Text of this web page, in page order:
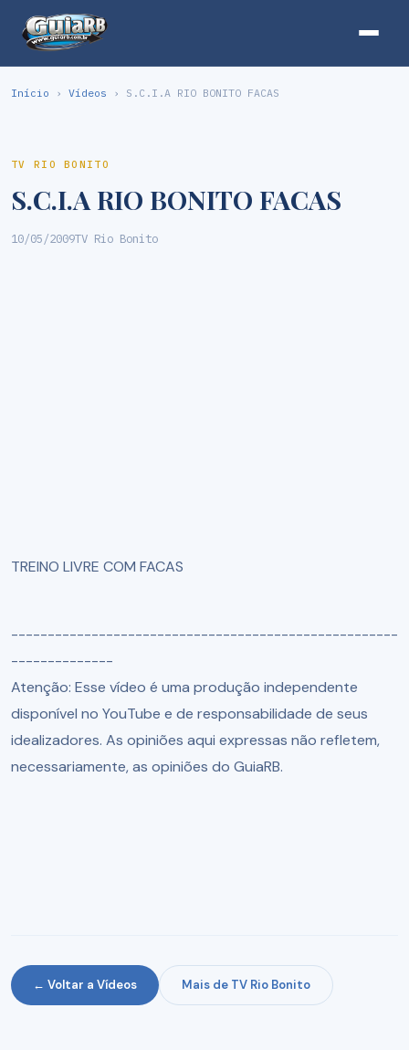
Início › Vídeos › S.C.I.A RIO BONITO FACAS
TV RIO BONITO
S.C.I.A RIO BONITO FACAS
10/05/2009TV Rio Bonito
TREINO LIVRE COM FACAS
-----------------------------------------------------
--------------
Atenção: Esse vídeo é uma produção independente
disponível no YouTube e de responsabilidade de seus
idealizadores. As opiniões aqui expressas não refletem,
necessariamente, as opiniões do GuiaRB.
← Voltar a Vídeos Mais de TV Rio Bonito